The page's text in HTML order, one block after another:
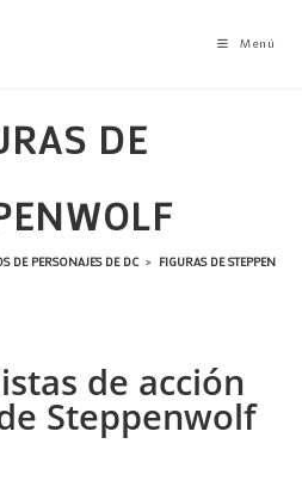
Menú
DE
DE PERSONAJES DE DC > FIGURAS DE
de acción
Steppenwolf